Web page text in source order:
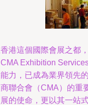
港這個國際會展之都
Exhibition
力，已成為業界領先
聯合會（CMA）的重
的使命，更以其一站